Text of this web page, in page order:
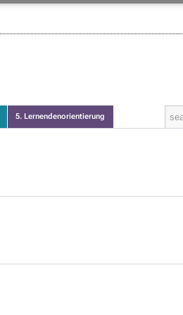
5. Lernendenorientierung